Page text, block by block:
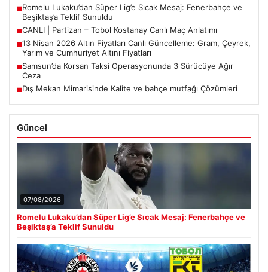
■Romelu Lukaku’dan Süper Lig’e Sıcak Mesaj: Fenerbahçe ve
Beşiktaş’a Teklif Sunuldu
■CANLI | Partizan – Tobol Kostanay Canlı Maç Anlatımı
■13 Nisan 2026 Altın Fiyatları Canlı Güncelleme: Gram, Çeyrek,
Yarım ve Cumhuriyet Altını Fiyatları
■Samsun’da Korsan Taksi Operasyonunda 3 Sürücüye Ağır
Ceza
■Dış Mekan Mimarisinde Kalite ve bahçe mutfağı Çözümleri
Güncel
07/08/2026
Romelu Lukaku’dan Süper Lig’e Sıcak Mesaj: Fenerbahçe ve
Beşiktaş’a Teklif Sunuldu